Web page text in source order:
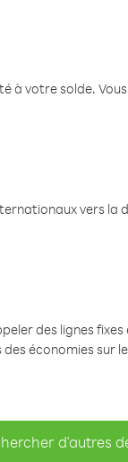
votre solde.
vers
des lignes
économies sur
d'autres